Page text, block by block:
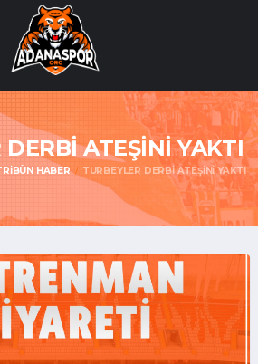
DERBİ ATEŞİNİ YAKTI
HABER TURBEYLER DERBİ ATEŞİNİ YAKTI